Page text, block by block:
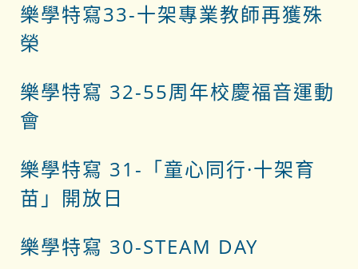
樂學特寫33-十架專業教師再獲殊
榮
樂學特寫 32-55周年校慶福音運動
會
樂學特寫 31- 「童心同行·十架育
苗」開放日
樂學特寫 30-STEAM DAY